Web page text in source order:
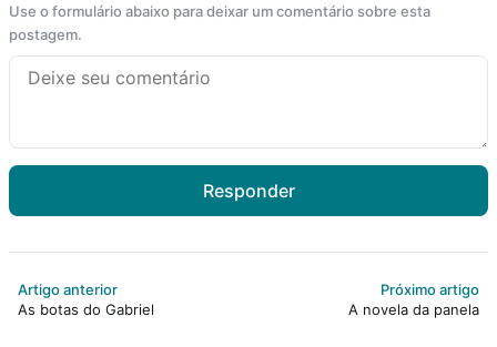
Use o formulário abaixo para deixar um comentário sobre esta
postagem.
Responder
Artigo anterior
As botas do Gabriel
Próximo artigo
A novela da panela